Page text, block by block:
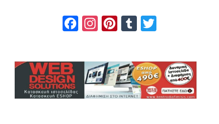
Facebook
Instagram
Pinterest
Tumblr